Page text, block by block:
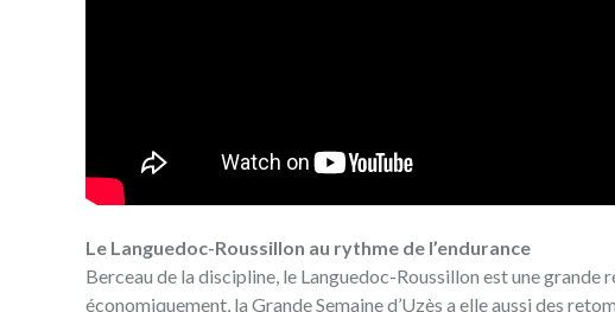
Le Languedoc-Roussillon au rythme de l’endurance
Berceau de la discipline, le Languedoc-Roussillon est une grande
économiquement, la Grande Semaine d’Uzès a elle aussi des